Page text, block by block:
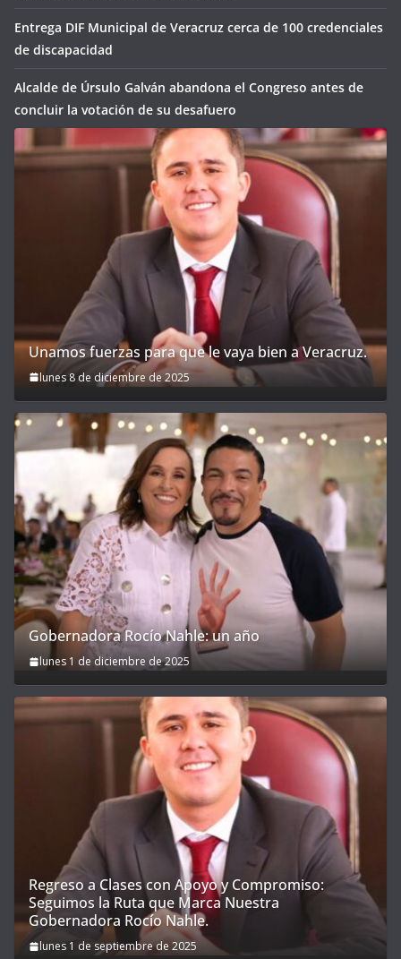
Entrega DIF Municipal de Veracruz cerca de 100 credenciales
de discapacidad
Alcalde de Úrsulo Galván abandona el Congreso antes de
concluir la votación de su desafuero
Unamos fuerzas para que le vaya bien a Veracruz.
lunes 8 de diciembre de 2025
Gobernadora Rocío Nahle: un año
lunes 1 de diciembre de 2025
Regreso a Clases con Apoyo y Compromiso:
Seguimos la Ruta que Marca Nuestra
Gobernadora Rocío Nahle.
lunes 1 de septiembre de 2025